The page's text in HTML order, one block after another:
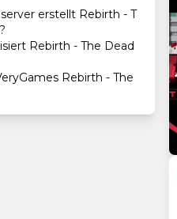
erstellt Rebirth - T
Rebirth - The Dead
Rebirth - The